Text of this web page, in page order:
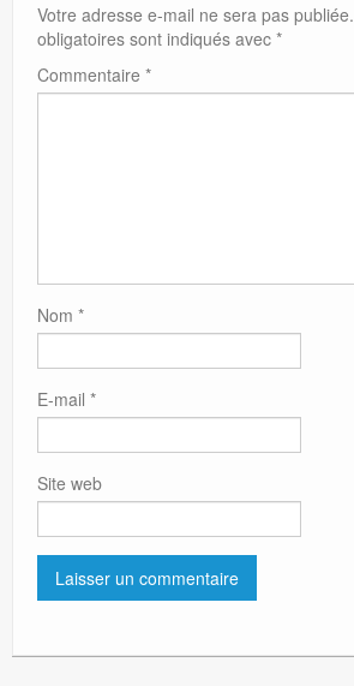
Votre adresse e-mail ne sera pas publiée.
obligatoires sont indiqués avec *
Commentaire *
Nom *
E-mail *
Site web